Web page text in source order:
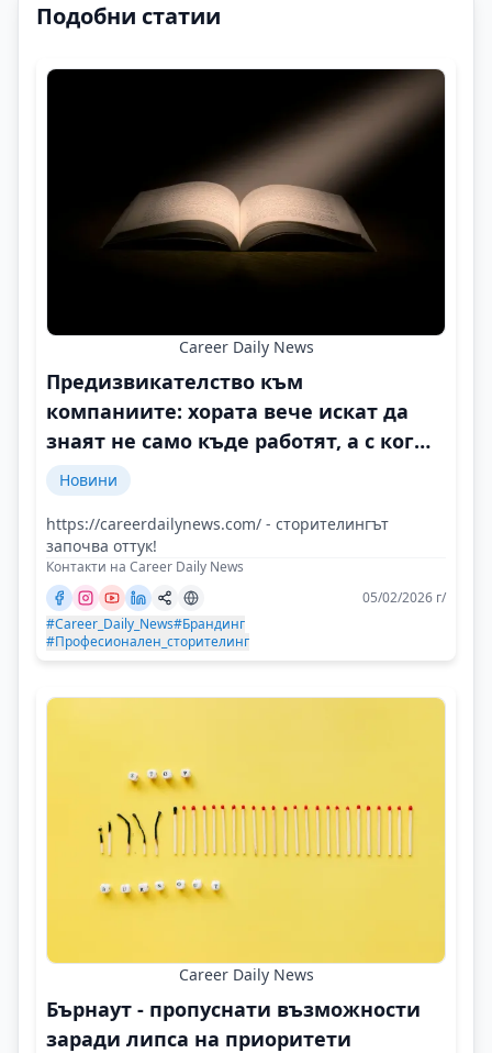
Подобни статии
Career Daily News
Предизвикателство към
компаниите: хората вече искат да
знаят не само къде работят, а с кого
и защо
Новини
https://careerdailynews.com/ - сторителингът
започва оттук!
Контакти на Career Daily News
05/02/2026 г/
#Career_Daily_News#Брандинг
#Професионален_сторителинг
Career Daily News
Бърнаут - пропуснати възможности
заради липса на приоритети